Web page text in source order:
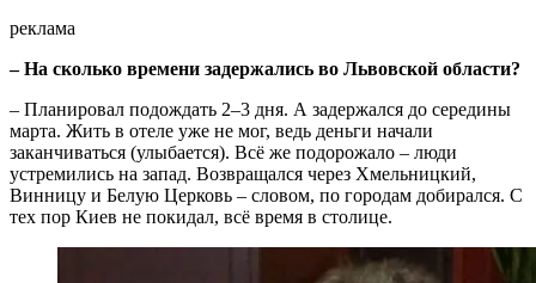
реклама
– На сколько времени задержались во Львовской области?
– Планировал подождать 2–3 дня. А задержался до середины
марта. Жить в отеле уже не мог, ведь деньги начали
заканчиваться (улыбается). Всё же подорожало – люди
устремились на запад. Возвращался через Хмельницкий,
Винницу и Белую Церковь – словом, по городам добирался. С
тех пор Киев не покидал, всё время в столице.